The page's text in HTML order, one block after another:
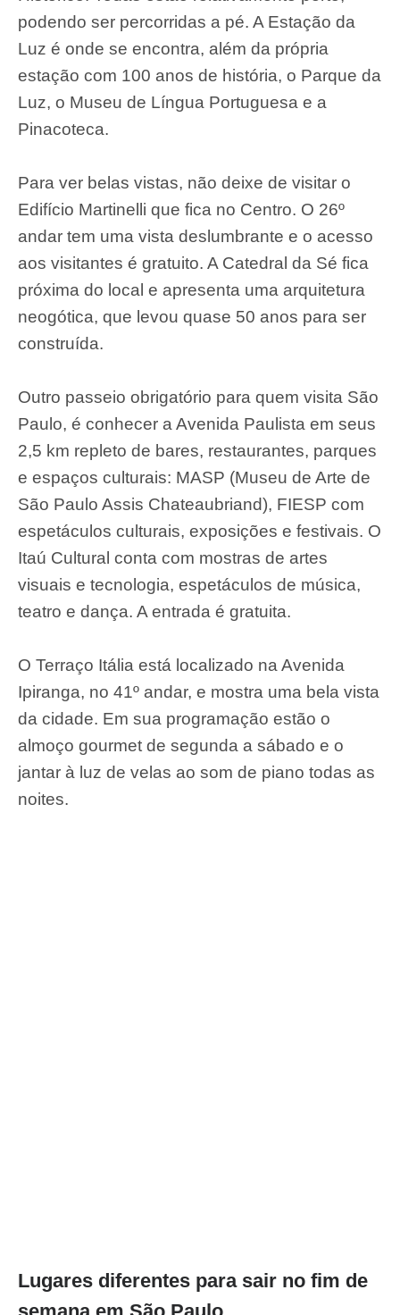
podendo ser percorridas a pé. A Estação da
Luz é onde se encontra, além da própria
estação com 100 anos de história, o Parque da
Luz, o Museu de Língua Portuguesa e a
Pinacoteca.
Para ver belas vistas, não deixe de visitar o
Edifício Martinelli que fica no Centro. O 26º
andar tem uma vista deslumbrante e o acesso
aos visitantes é gratuito. A Catedral da Sé fica
próxima do local e apresenta uma arquitetura
neogótica, que levou quase 50 anos para ser
construída.
Outro passeio obrigatório para quem visita São
Paulo, é conhecer a Avenida Paulista em seus
2,5 km repleto de bares, restaurantes, parques
e espaços culturais: MASP (Museu de Arte de
São Paulo Assis Chateaubriand), FIESP com
espetáculos culturais, exposições e festivais. O
Itaú Cultural conta com mostras de artes
visuais e tecnologia, espetáculos de música,
teatro e dança. A entrada é gratuita.
O Terraço Itália está localizado na Avenida
Ipiranga, no 41º andar, e mostra uma bela vista
da cidade. Em sua programação estão o
almoço gourmet de segunda a sábado e o
jantar à luz de velas ao som de piano todas as
noites.
Lugares diferentes para sair no fim de